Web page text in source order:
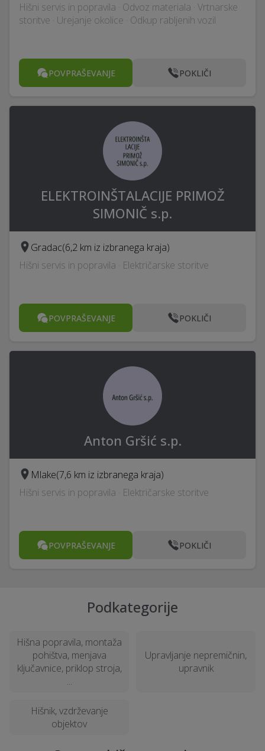
Hišni servis in popravila · Odvoz materiala · Vrtnarske
storitve · Urejanje okolice · Odkup rabljenih vozil
POVPRAŠEVANJE POKLIČI
ELEKTROINŠTALACIJE PRIMOŽ
SIMONIČ s.p.
Gradac(6,2 km iz izbranega kraja)
Hišni servis in popravila · Električarske storitve
POVPRAŠEVANJE POKLIČI
Anton Gršić s.p.
Mlake(7,6 km iz izbranega kraja)
Hišni servis in popravila · Električarske storitve
POVPRAŠEVANJE POKLIČI
Podkategorije
Hišna popravila, montaža
pohištva, menjava
ključavnice, priklop stroja,
...
Upravljanje nepremičnin,
upravnik
Hišnik, vzdrževanje
objektov